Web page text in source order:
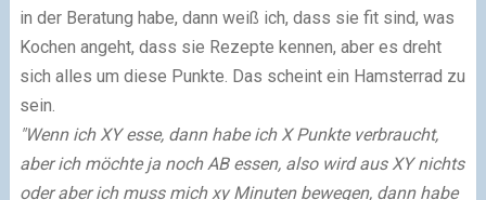
in der Beratung habe, dann weiß ich, dass sie fit sind, was
Kochen angeht, dass sie Rezepte kennen, aber es dreht
sich alles um diese Punkte. Das scheint ein Hamsterrad zu
sein.
"Wenn ich XY esse, dann habe ich X Punkte verbraucht,
aber ich möchte ja noch AB essen, also wird aus XY nichts
oder aber ich muss mich xy Minuten bewegen, dann habe